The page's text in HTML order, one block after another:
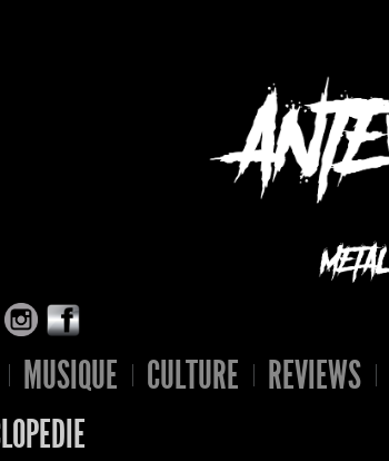
MUSIQUE CULTURE REVIEWS